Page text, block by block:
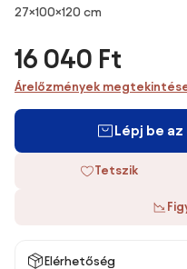
Méretek
27×100×120 cm
16 040 Ft
Árelőzmények
Lépj be
Tetszik
Elérhetőség